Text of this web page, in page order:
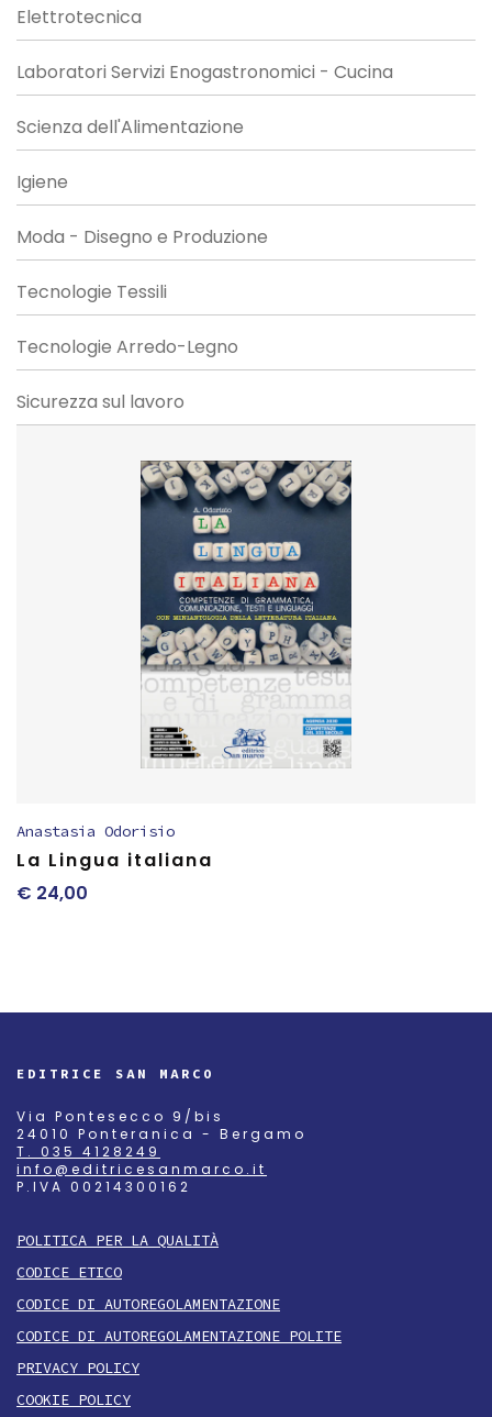
Elettrotecnica
Laboratori Servizi Enogastronomici - Cucina
Scienza dell'Alimentazione
Igiene
Moda - Disegno e Produzione
Tecnologie Tessili
Tecnologie Arredo-Legno
Sicurezza sul lavoro
Anastasia Odorisio
La Lingua italiana
€ 24,00
EDITRICE SAN MARCO
Via Pontesecco 9/bis
24010 Ponteranica - Bergamo
T. 035 4128249
info@editricesanmarco.it
P.IVA 00214300162
POLITICA PER LA QUALITÀ
CODICE ETICO
CODICE DI AUTOREGOLAMENTAZIONE
CODICE DI AUTOREGOLAMENTAZIONE POLITE
PRIVACY POLICY
COOKIE POLICY